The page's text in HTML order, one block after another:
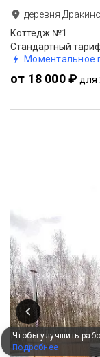
деревня Дракино
Коттедж №1
Стандартный
Моментальное
от 18 000 ₽ для
Чтобы улучшить
Подробнее